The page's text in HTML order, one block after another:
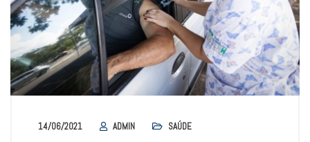
14/06/2021 ADMIN SAÚDE